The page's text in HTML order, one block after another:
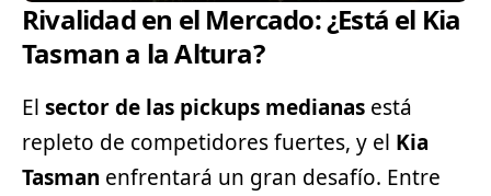
Rivalidad en el Mercado: ¿Está el Kia
Tasman a la Altura?
El sector de las pickups medianas está
repleto de competidores fuertes, y el Kia
Tasman enfrentará un gran desafío. Entre